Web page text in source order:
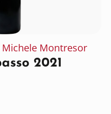
Montresor
2021